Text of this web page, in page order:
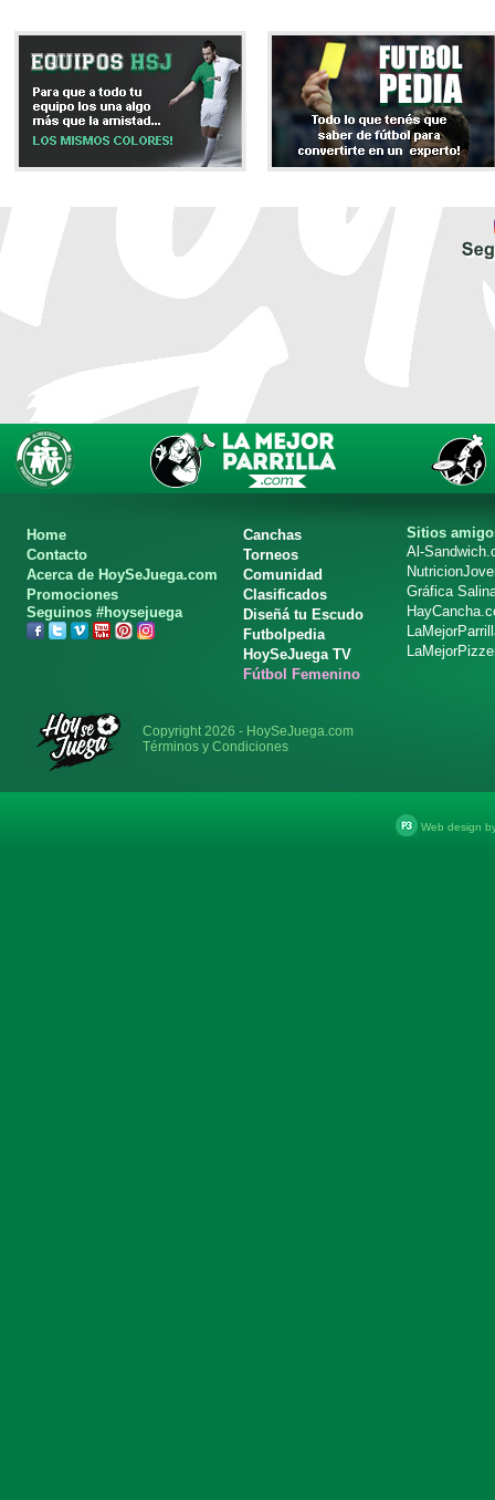
Home
Contacto
Acerca de HoySeJuega.com
Promociones
Seguinos #hoysejuega
Canchas
Torneos
Comunidad
Clasificados
Diseñá tu Escudo
Futbolpedia
HoySeJuega TV
Fútbol Femenino
Sitios
Al-
Gráfica
Copyright 2026 - HoySeJuega.com
Términos y Condiciones
Web design